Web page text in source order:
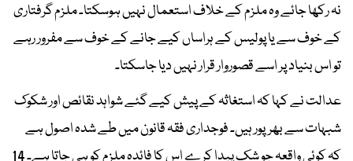
نہ رکھا جائے وہ ملزم کے خلاف استعمال نہیں ہوسکتا۔ ملزم گرفتاری
کے خوف سے یا پولیس کے ہراساں کیے جانے کے خوف سے مفرور رہے
تو اس بنیاد پر اسے قصوروار قرار نہیں دیا جاسکتا۔
عدالت نے کہا کہ استغاثہ کے پیش کیے گئے شواہد نقائص اور شکوک
شبہات سے بھرپور ہیں۔ فوجداری فقہ قانون میں طے شدہ اصول ہے
کہ کوئی واقعہ جو شک پیدا کرے اس کا فائدہ ملزم کو ہی جاتا ہے۔ 14